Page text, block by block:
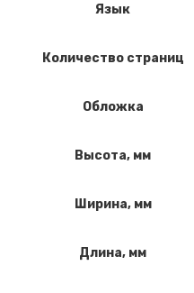
Язык
Количество страниц
Обложка
Высота, мм
Ширина, мм
Длина, мм